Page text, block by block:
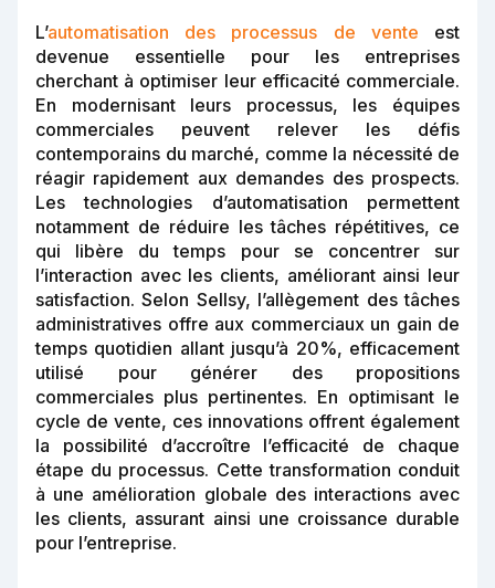
L’automatisation des processus de vente est
devenue essentielle pour les entreprises
cherchant à optimiser leur efficacité commerciale.
En modernisant leurs processus, les équipes
commerciales peuvent relever les défis
contemporains du marché, comme la nécessité de
réagir rapidement aux demandes des prospects.
Les technologies d’automatisation permettent
notamment de réduire les tâches répétitives, ce
qui libère du temps pour se concentrer sur
l’interaction avec les clients, améliorant ainsi leur
satisfaction. Selon Sellsy, l’allègement des tâches
administratives offre aux commerciaux un gain de
temps quotidien allant jusqu’à 20%, efficacement
utilisé pour générer des propositions
commerciales plus pertinentes. En optimisant le
cycle de vente, ces innovations offrent également
la possibilité d’accroître l’efficacité de chaque
étape du processus. Cette transformation conduit
à une amélioration globale des interactions avec
les clients, assurant ainsi une croissance durable
pour l’entreprise.